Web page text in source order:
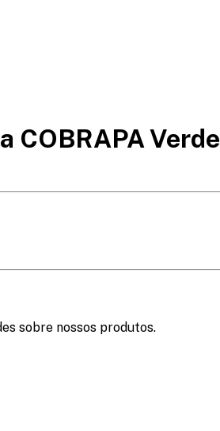
COBRAPA Verde
sobre nossos produtos.